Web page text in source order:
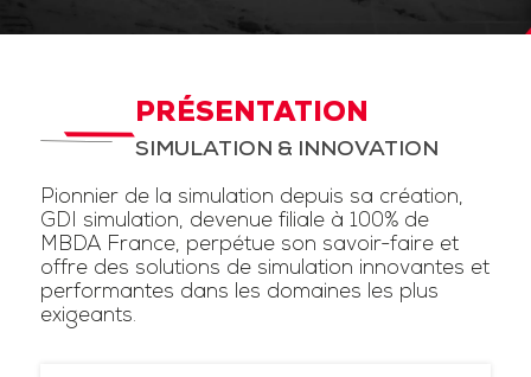
PRÉSENTATION
SIMULATION & INNOVATION
Pionnier de la simulation depuis sa création,
GDI simulation, devenue filiale à 100% de
MBDA France, perpétue son savoir-faire et
offre des solutions de simulation innovantes et
performantes dans les domaines les plus
exigeants.